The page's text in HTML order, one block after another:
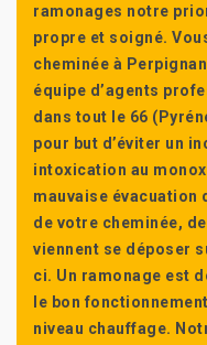
ramonages notre
propre et soigné.
cheminée à
équipe d’agents
dans tout le 66
pour but d’éviter un
intoxication au
mauvaise évacuation
de votre cheminée,
viennent se déposer
ci. Un ramonage est
le bon
niveau chauffage.